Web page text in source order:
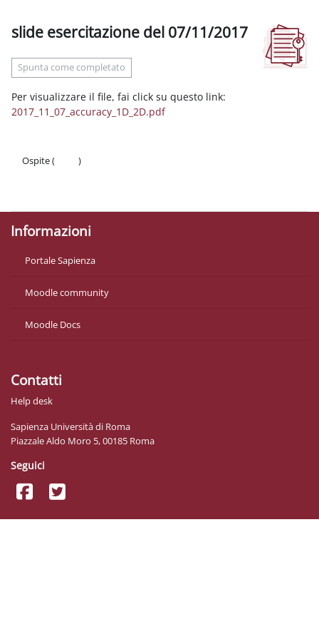
slide esercitazione del 07/11/2017
Spunta come completato
Per visualizzare il file, fai click su questo link:
2017_11_07_accuracy_1D_2D.pdf
Ospite (
)
Informazioni
Portale Sapienza
Moodle community
Moodle Docs
Contatti
Help desk
Sapienza Università di Roma
Piazzale Aldo Moro 5, 00185 Roma
Seguici